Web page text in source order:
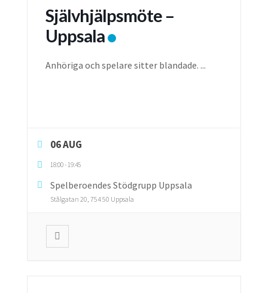
Självhjälpsmöte –
Uppsala
Anhöriga och spelare sitter blandade. ...
06 AUG
18:00- 19:45
Spelberoendes Stödgrupp Uppsala
Stålgatan 20, 754 50 Uppsala